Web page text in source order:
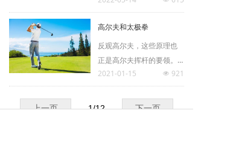
堂，由于青少年儿童是一
个特殊群体，他们的生
理、心理、思维等方面正
处于模糊发展阶段，早期
运动兴趣的形成将直接影
响到他们将来一生健康的
发展模式。
游一样，而是以心静求
景，为什么太极拳的动作
讲究一个慢字？这正是让
所练之人用心品味动作之
间的玄机，就如品茶一
般，爱上了，自然品味慢
高尔夫和太极拳
反观高尔夫，这些原理也
正是高尔夫挥杆的要领。
人们常说的死不用力和死
不抬头说的就是放松和保
持重心的稳定。此外，见
넶 921
2021-01-15
上一页 下一页
1/12